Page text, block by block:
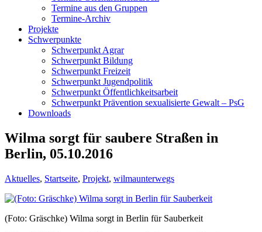
Termine aus den Gruppen
Termine-Archiv
Projekte
Schwerpunkte
Schwerpunkt Agrar
Schwerpunkt Bildung
Schwerpunkt Freizeit
Schwerpunkt Jugendpolitik
Schwerpunkt Öffentlichkeitsarbeit
Schwerpunkt Prävention sexualisierte Gewalt – PsG
Downloads
Wilma sorgt für saubere Straßen in
Berlin, 05.10.2016
Aktuelles, Startseite, Projekt, wilmaunterwegs
(Foto: Gräschke) Wilma sorgt in Berlin für Sauberkeit